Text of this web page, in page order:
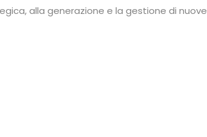
alla generazione e la gestione di nuove